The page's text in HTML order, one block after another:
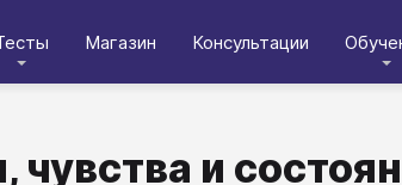
Магазин Консультации
чувства и